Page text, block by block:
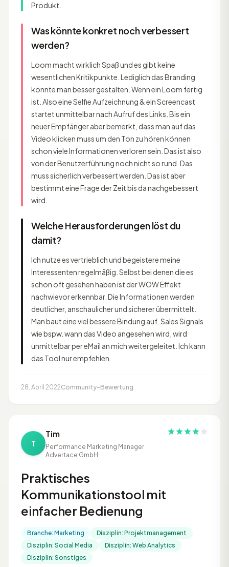
Produkt.
Was könnte konkret noch verbessert
werden?
Loom macht wirklich Spaß und es gibt keine
wesentlichen Kritikpunkte. Lediglich das Branding
könnte man besser gestalten. Wenn ein Loom fertig
ist. Also eine Selfie Aufzeichnung & ein Screencast
startet unmittelbar nach Aufruf des Links. Bis ein
neuer Empfänger aber bemerkt, dass man auf das
Video klicken muss um den Ton zu hören können
schon viele Informationen verloren sein. Das ist also
von der Benutzerführung noch nicht so rund. Das
muss sicherlich verbessert werden. Das ist aber
bestimmt eine Frage der Zeit bis da nachgebessert
wird.
Welche Herausforderungen löst du
damit?
Ich nutze es vertrieblich und begeistere meine
Interessenten regelmäßig. Selbst bei denen die es
schon oft gesehen haben ist der WOW Effekt
nachwievor erkennbar. Die Informationen werden
deutlicher, anschaulicher und sicherer übermittelt.
Man baut eine viel bessere Bindung auf. Sales Signals
wie bspw. wann das Video angesehen wird, wird
unmittelbar per eMail an mich weitergeleitet. Ich kann
das Tool nur empfehlen.
28. April 2022Community-Bewertung
T
Tim
Performance Marketing Manager
Advertace GmbH
Praktisches
Kommunikationstool mit
einfacher Bedienung
Branche: Marketing
Disziplin: Projektmanagement
Disziplin: Social Media
Disziplin: Web Analytics
Disziplin: Sonstiges